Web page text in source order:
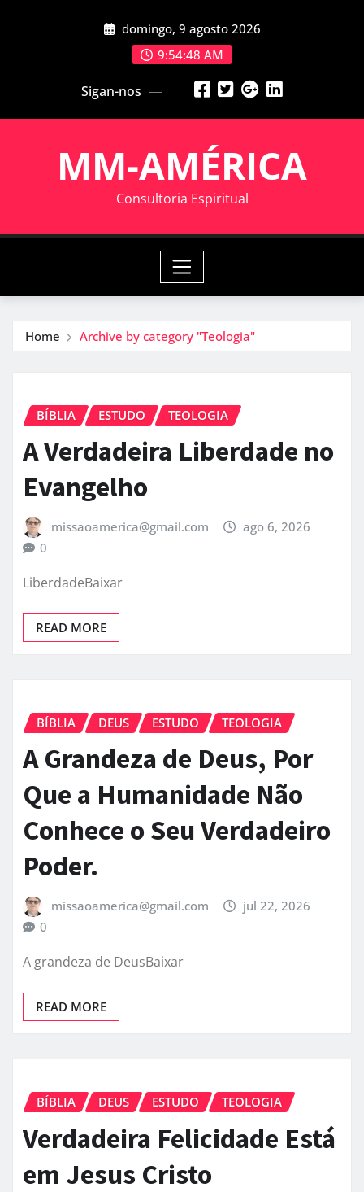
domingo, 9 agosto 2026
9:54:49 AM
Sigan-nos
MM-AMÉRICA
Consultoria Espiritual
Home Archive by category "Teologia"
BÍBLIA ESTUDO TEOLOGIA
A Verdadeira Liberdade no
Evangelho
missaoamerica@gmail.com
ago 6, 2026
0
LiberdadeBaixar
READ MORE
BÍBLIA DEUS ESTUDO TEOLOGIA
A Grandeza de Deus, Por
Que a Humanidade Não
Conhece o Seu Verdadeiro
Poder.
missaoamerica@gmail.com
jul 22, 2026
0
A grandeza de DeusBaixar
READ MORE
BÍBLIA DEUS ESTUDO TEOLOGIA
Verdadeira Felicidade Está
em Jesus Cristo